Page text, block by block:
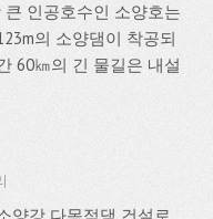
인공호수인 소양호는
의 소양댐이 착공되
60㎞의 긴 물길은 내설